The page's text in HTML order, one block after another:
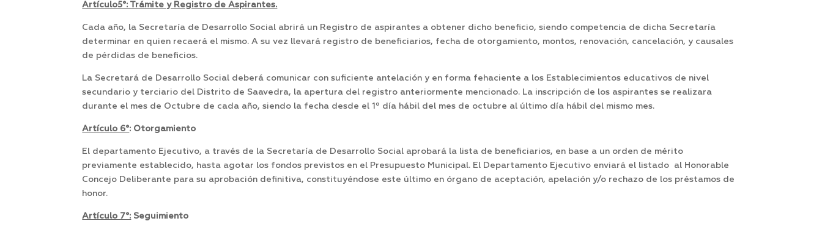
Artículo5°: Trámite y Registro de Aspirantes.
Cada año, la Secretaría de Desarrollo Social abrirá un Registro de aspirantes a obtener dicho beneficio, siendo competencia de dicha Secretaría
determinar en quien recaerá el mismo. A su vez llevará registro de beneficiarios, fecha de otorgamiento, montos, renovación, cancelación, y causales
de pérdidas de beneficios.
La Secretará de Desarrollo Social deberá comunicar con suficiente antelación y en forma fehaciente a los Establecimientos educativos de nivel
secundario y terciario del Distrito de Saavedra, la apertura del registro anteriormente mencionado. La inscripción de los aspirantes se realizara
durante el mes de Octubre de cada año, siendo la fecha desde el 1º día hábil del mes de octubre al último día hábil del mismo mes.
Artículo 6°: Otorgamiento
El departamento Ejecutivo, a través de la Secretaría de Desarrollo Social aprobará la lista de beneficiarios, en base a un orden de mérito
previamente establecido, hasta agotar los fondos previstos en el Presupuesto Municipal. El Departamento Ejecutivo enviará el listado al Honorable
Concejo Deliberante para su aprobación definitiva, constituyéndose este último en órgano de aceptación, apelación y/o rechazo de los préstamos de
honor.
Artículo 7°: Seguimiento